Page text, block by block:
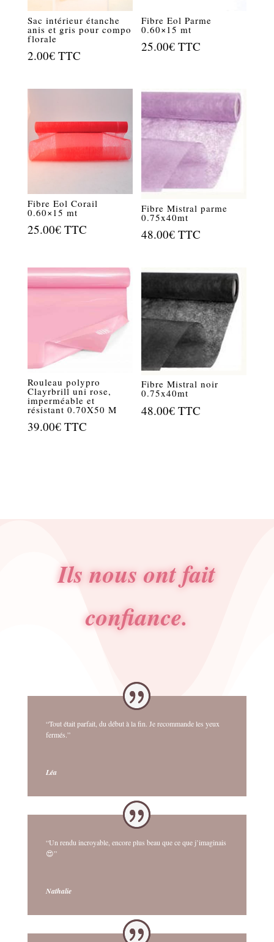
Sac intérieur étanche
anis et gris pour compo
florale
2.00€ TTC
Fibre Eol Parme
0.60×15 mt
25.00€ TTC
Fibre Eol Corail
0.60×15 mt
25.00€ TTC
Fibre Mistral parme
0.75x40mt
48.00€ TTC
Rouleau polypro
Clayrbrill uni rose,
imperméable et
résistant 0.70X50 M
39.00€ TTC
Fibre Mistral noir
0.75x40mt
48.00€ TTC
Ils nous ont fait
confiance.
“Tout était parfait, du début à la fin. Je recommande les yeux
fermés.”
Léa
“Un rendu incroyable, encore plus beau que ce que j’imaginais
😍”
Nathalie